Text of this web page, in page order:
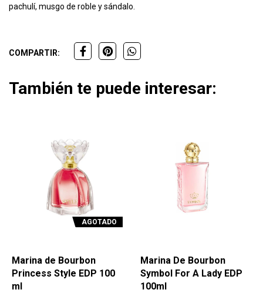
pachulí, musgo de roble y sándalo.
COMPARTIR:
También te puede interesar:
AGOTADO
Marina de Bourbon
Princess Style EDP 100
ml
Marina De Bourbon
Symbol For A Lady EDP
100ml